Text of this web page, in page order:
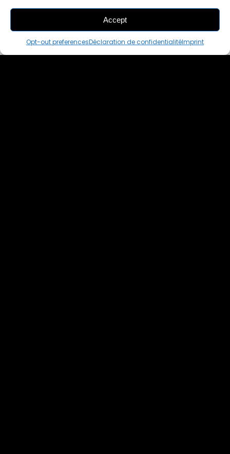
Accept
Opt-out preferencesDéclaration de confidentialitéImprint
THIS PAIR IS
IN A CART